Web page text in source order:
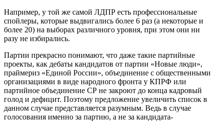
Например, у той же самой ЛДПР есть профессиональные
спойлеры, которые выдвигались более 6 раз (а некоторые и
более 20) на выборах различного уровня, при этом они ни
разу не избирались.
Партии прекрасно понимают, что даже такие партийные
проекты, как дебаты кандидатов от партии «Новые люди»,
праймериз «Единой России», объединение с общественными
организациями в виде народного фронта у КПРФ или
партийное объединение СР не закроют до конца кадровый
голод и дефицит. Поэтому предложение увеличить список в
данном случае представляется разумным. Ведь в случае
голосования именно за партию, а не за кандидата-